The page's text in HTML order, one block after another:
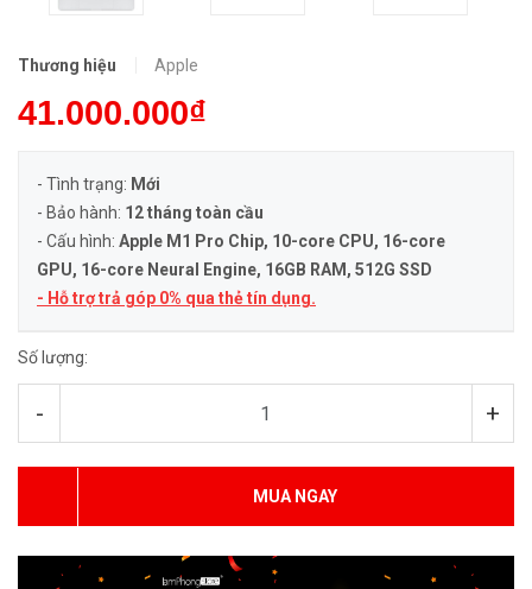
Thương hiệu Apple
41.000.000₫
- Tình trạng: Mới
- Bảo hành: 12 tháng toàn cầu
- Cấu hình: Apple M1 Pro Chip, 10-core CPU, 16-core
GPU, 16-core Neural Engine, 16GB RAM, 512G SSD
- Hỗ trợ trả góp 0% qua thẻ tín dụng.
Số lượng:
- +
MUA NGAY